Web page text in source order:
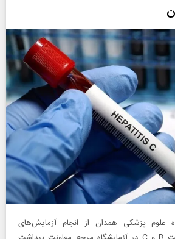
علوم پزشکی همدان از انجام آزمایش‌های